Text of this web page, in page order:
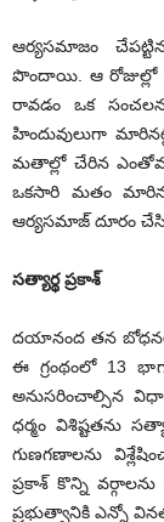
ఆర్యసమాజం
పొందాయి. ఆ రోజుల్లో
రావడం ఒక
హిందువులుగా
మతాల్లో చేరిన
ఒకసారి మతం మారిన
ఆర్యసమాజ్‌ ‌దూరం
సత్యార్థ ప్రకాశ్‌
‌దయానంద తన
ఈ గ్రంథంలో 13
అనుసరించాల్సిన
ధర్మం విశిష్టతను
గుణగణాలను
ప్రకాశ్‌ ‌కొన్ని
‌ప్రభుత్వానికి ఎన్నో